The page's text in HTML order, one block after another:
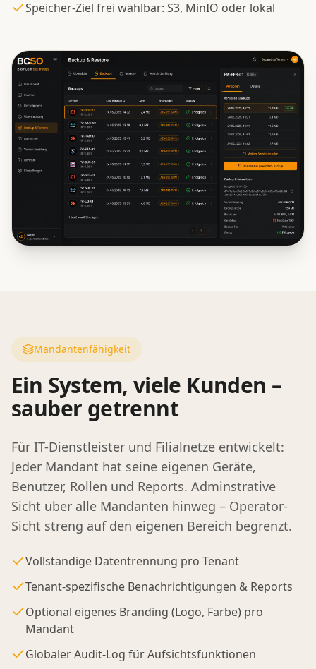
Speicher-Ziel frei wählbar: S3, MinIO oder lokal
Mandantenfähigkeit
Ein System, viele Kunden –
sauber getrennt
Für IT-Dienstleister und Filialnetze entwickelt:
Jeder Mandant hat seine eigenen Geräte,
Benutzer, Rollen und Reports. Adminstrative
Sicht über alle Mandanten hinweg – Operator-
Sicht streng auf den eigenen Bereich begrenzt.
Vollständige Datentrennung pro Tenant
Tenant-spezifische Benachrichtigungen & Reports
Optional eigenes Branding (Logo, Farbe) pro
Mandant
Globaler Audit-Log für Aufsichtsfunktionen